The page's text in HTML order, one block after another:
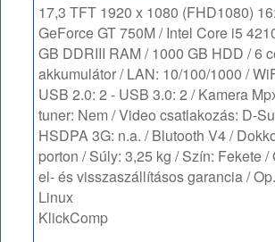
17,3 TFT 1920 x 1080 (FHD1080)
GeForce GT 750M / Intel Core i5
GB DDRIII RAM / 1000 GB HDD / 6
akkumulátor / LAN: 10/100/1000 /
USB 2.0: 2 - USB 3.0: 2 / Kamera
tuner: Nem / Video csatlakozás: D-
HSDPA 3G: n.a. / Blutooth V4 /
porton / Súly: 3,25 kg / Szín: Fekete /
el- és visszaszállításos garancia /
Linux
KlickComp